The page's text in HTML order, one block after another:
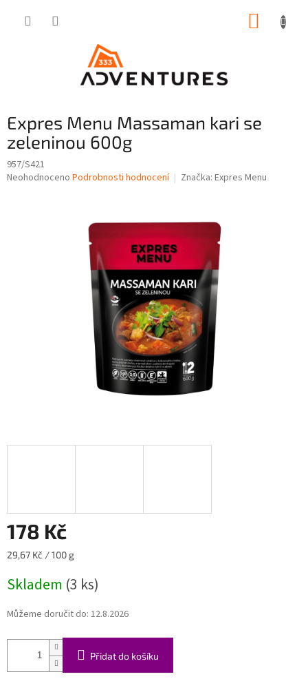
Expres Menu Massaman kari se
zeleninou 600g
957/S421
Průměrné
Neohodnoceno Podrobnosti hodnocení Značka: Expres Menu
178 Kč
Měrná
29,67 Kč / 100 g
Skladem (3 ks)
Můžeme doručit do: 12.8.2026
Přidat do košíku